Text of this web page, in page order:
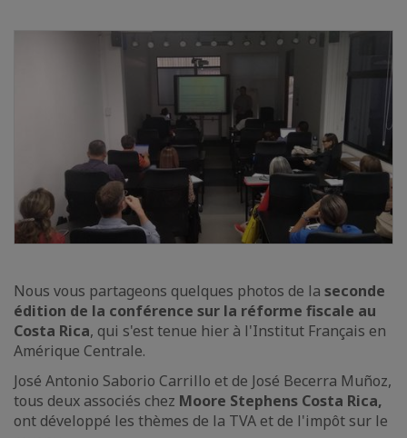
Nous vous partageons quelques photos de la seconde
édition de la conférence sur la réforme fiscale au
Costa Rica, qui s'est tenue hier à l'Institut Français en
Amérique Centrale.
José Antonio Saborio Carrillo et de José Becerra Muñoz,
tous deux associés chez Moore Stephens Costa Rica,
ont développé les thèmes de la TVA et de l'impôt sur le